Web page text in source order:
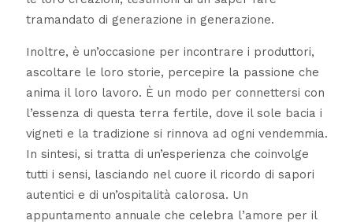
tramandato di generazione in generazione.
Inoltre, è un’occasione per incontrare i produttori,
ascoltare le loro storie, percepire la passione che
anima il loro lavoro. È un modo per connettersi con
l’essenza di questa terra fertile, dove il sole bacia i
vigneti e la tradizione si rinnova ad ogni vendemmia.
In sintesi, si tratta di un’esperienza che coinvolge
tutti i sensi, lasciando nel cuore il ricordo di sapori
autentici e di un’ospitalità calorosa. Un
appuntamento annuale che celebra l’amore per il